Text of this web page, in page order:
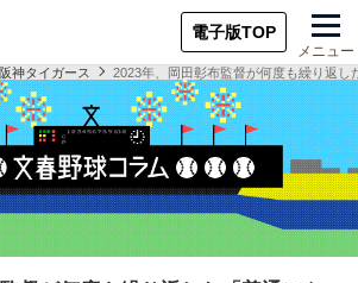
電子版TOP
メニュー
阪神タイガース 2023年、岡田彰布監督が何度も繰り返